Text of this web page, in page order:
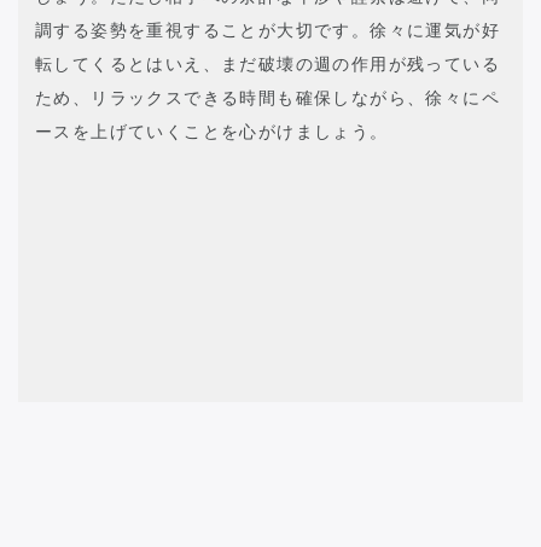
調する姿勢を重視することが大切です。徐々に運気が好
転してくるとはいえ、まだ破壊の週の作用が残っている
ため、リラックスできる時間も確保しながら、徐々にペ
ースを上げていくことを心がけましょう。